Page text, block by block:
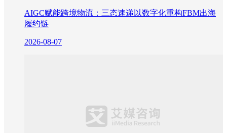
AIGC赋能跨境物流：三态速递以数字化重构FBM出海
履约链
2026-08-07